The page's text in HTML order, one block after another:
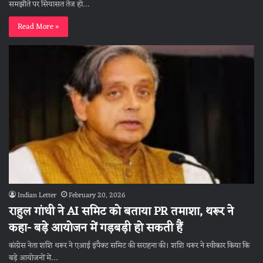
समझौते पर सियासत तेज हो…
Read More »
Indian Letter February 20, 2026
राहुल गांधी ने AI समिट को बताया PR तमाशा, थरूर ने
कहा- बड़े आयोजन में गड़बड़ी हो सकती हैं
कांग्रेस नेता शशि थरूर ने एआई इंपैक्ट समिट की सराहना की। शशि थरूर ने स्वीकार किया कि
बड़े आयोजनों में…